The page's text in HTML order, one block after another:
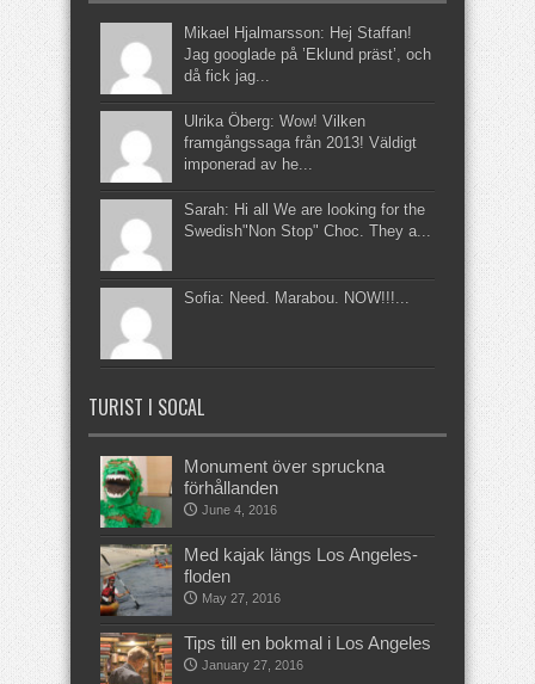
Mikael Hjalmarsson: Hej Staffan!
Jag googlade på ’Eklund präst’, och
då fick jag...
Ulrika Öberg: Wow! Vilken
framgångssaga från 2013! Väldigt
imponerad av he...
Sarah: Hi all We are looking for the
Swedish"Non Stop" Choc. They a...
Sofia: Need. Marabou. NOW!!!...
TURIST I SOCAL
Monument över spruckna
förhållanden
June 4, 2016
Med kajak längs Los Angeles-
floden
May 27, 2016
Tips till en bokmal i Los Angeles
January 27, 2016